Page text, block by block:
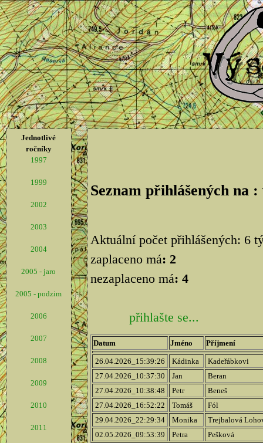
Jednotlivé
ročníky
1997
1999
2002
2003
2004
2005 - jaro
2005 - podzim
2006
2007
2008
2009
2010
2011
Seznam přihlášených na
Aktuální počet přihlášených: 6
zaplaceno má: 2
nezaplaceno má: 4
přihlašte se...
Datum Jméno Příjmení
26.04.2026_15:39:26 Kádinka
Kadeřábkovi
27.04.2026_10:37:30
Jan
Beran
27.04.2026_10:38:48
Petr
Beneš
27.04.2026_16:52:22
Tomáš
Fól
29.04.2026_22:29:34
Monika
Trejbalová
02.05.2026_09:53:39
Petra Pešková